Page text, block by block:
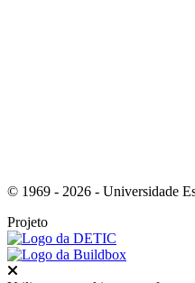
© 1969 - 2026 - Universidade
Projeto